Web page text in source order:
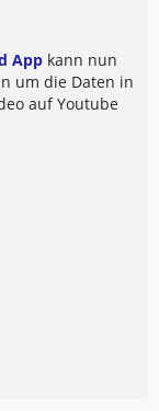
App kann nun
um die Daten in
auf Youtube